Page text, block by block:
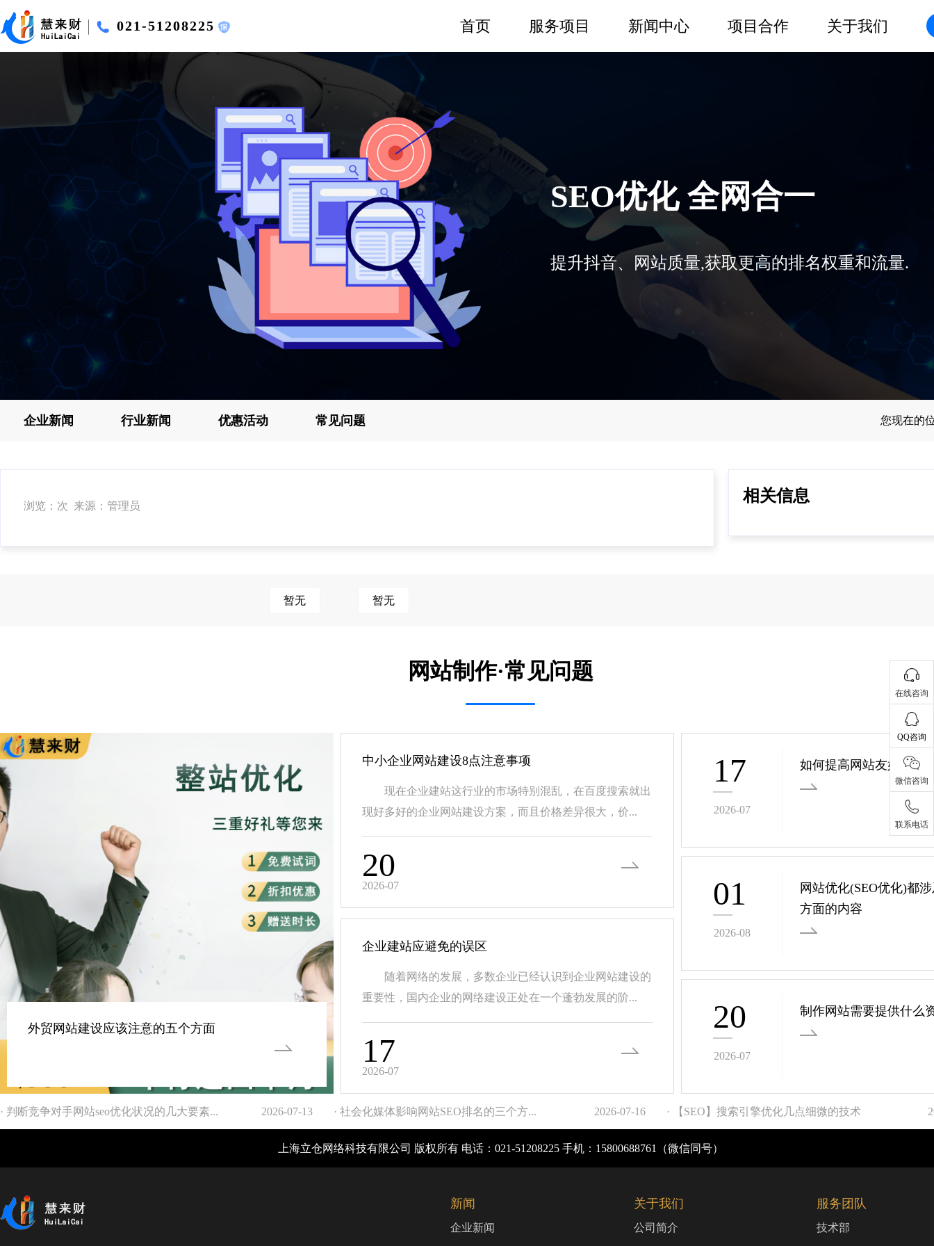
021-51208225 首页 服务项目 新闻中心 项目合作 关于我们
SEO优化 全网合一
提升抖音、网站质量,获取更高的排名权重和流量.
企业新闻 行业新闻 优惠活动 常见问题 您现在的
浏览：次 来源：管理员
相关信息
暂无 暂无
网站制作·常见问题
外贸网站建设应该注意的五个方面
中小企业网站建设8点注意事项
现在企业建站这行业的市场特别混乱，在百度搜索就出
现好多好的企业网站建设方案，而且价格差异很大，价...
20
2026-07
企业建站应避免的误区
随着网络的发展，多数企业已经认识到企业网站建设的
重要性，国内企业的网络建设正处在一个蓬勃发展的阶...
17
2026-07
17
2026-07
如何提高网站友好性的
01
2026-08
网站优化(SEO优化)都
方面的内容
20
2026-07
制作网站需要提供什么
2026-07-13
· 判断竞争对手网站seo优化状况的几大要素... 2026-07-16
· 社会化媒体影响网站SEO排名的三个方... · 【SEO】搜索引擎优化几点细微的技术
上海立仓网络科技有限公司 版权所有 电话：021-51208225 手机：15800688761（微信同号）
新闻
企业新闻
关于我们
公司简介
服务团队
技术部
在线咨询
QQ咨询
微信咨询
联系电话